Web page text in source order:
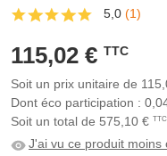
5,0 (1)
115,02 € TTC
Soit un prix unitaire de
Dont éco participation :
Soit un total de 575,10 € TTC
J'ai vu ce produit moins